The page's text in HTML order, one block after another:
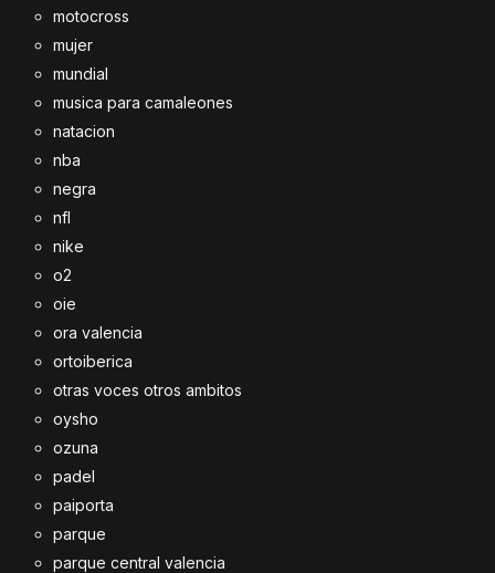
motocross
mujer
mundial
musica para camaleones
natacion
nba
negra
nfl
nike
o2
oie
ora valencia
ortoiberica
otras voces otros ambitos
oysho
ozuna
padel
paiporta
parque
parque central valencia